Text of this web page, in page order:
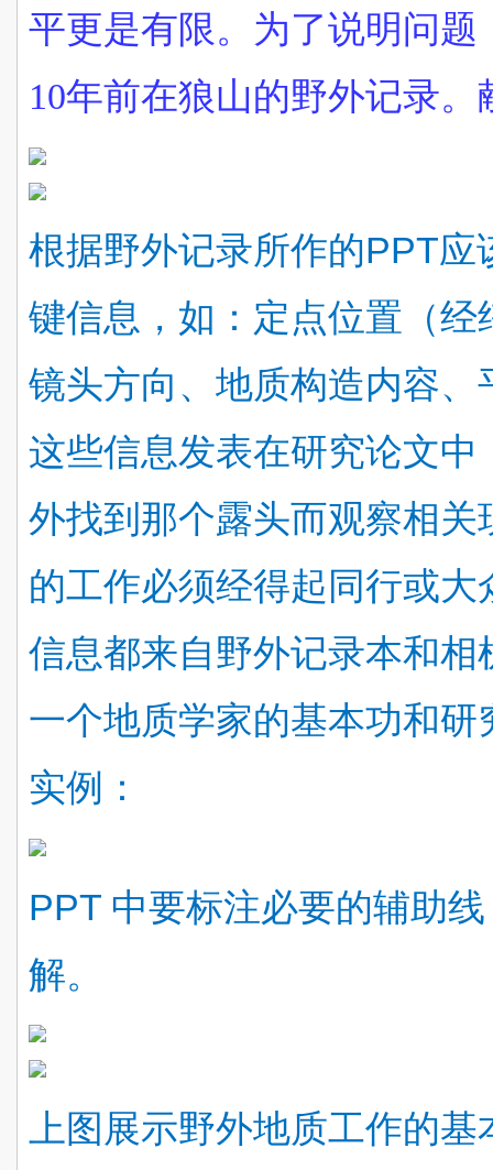
平更是有限。为了说明问
10年前在狼山的野外记录。
根据野外记录所作的PPT应
键信息，如：定点位置（
镜头方向、地质构造内容
这些信息发表在研究论文
外找到那个露头而观察相
的工作必须经得起同行或
信息都来自野外记录本和
一个地质学家的基本功和
实例：
PPT 中要标注必要的辅助
解。
上图展示野外地质工作的